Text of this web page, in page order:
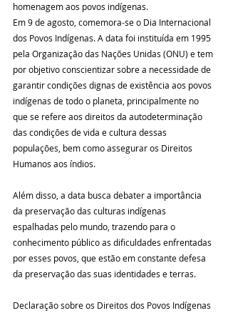
homenagem aos povos indígenas.
Em 9 de agosto, comemora-se o Dia Internacional
dos Povos Indígenas. A data foi instituída em 1995
pela Organização das Nações Unidas (ONU) e tem
por objetivo conscientizar sobre a necessidade de
garantir condições dignas de existência aos povos
indígenas de todo o planeta, principalmente no
que se refere aos direitos da autodeterminação
das condições de vida e cultura dessas
populações, bem como assegurar os Direitos
Humanos aos índios.
Além disso, a data busca debater a importância
da preservação das culturas indígenas
espalhadas pelo mundo, trazendo para o
conhecimento público as dificuldades enfrentadas
por esses povos, que estão em constante defesa
da preservação das suas identidades e terras.
Declaração sobre os Direitos dos Povos Indígenas